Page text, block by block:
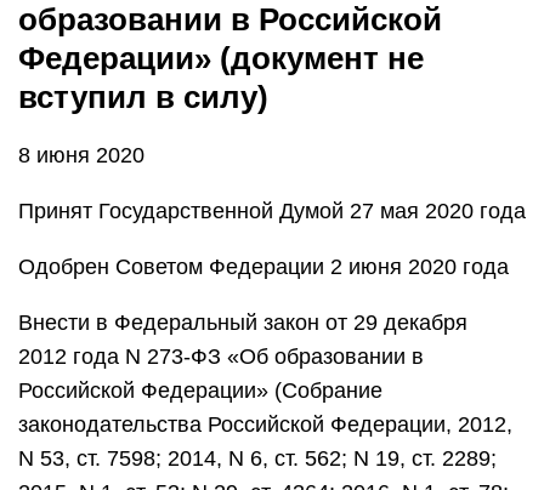
образовании в Российской
Федерации» (документ не
вступил в силу)
8 июня 2020
Принят Государственной Думой 27 мая 2020 года
Одобрен Советом Федерации 2 июня 2020 года
Внести в Федеральный закон от 29 декабря
2012 года N 273-ФЗ «Об образовании в
Российской Федерации» (Собрание
законодательства Российской Федерации, 2012,
N 53, ст. 7598; 2014, N 6, ст. 562; N 19, ст. 2289;